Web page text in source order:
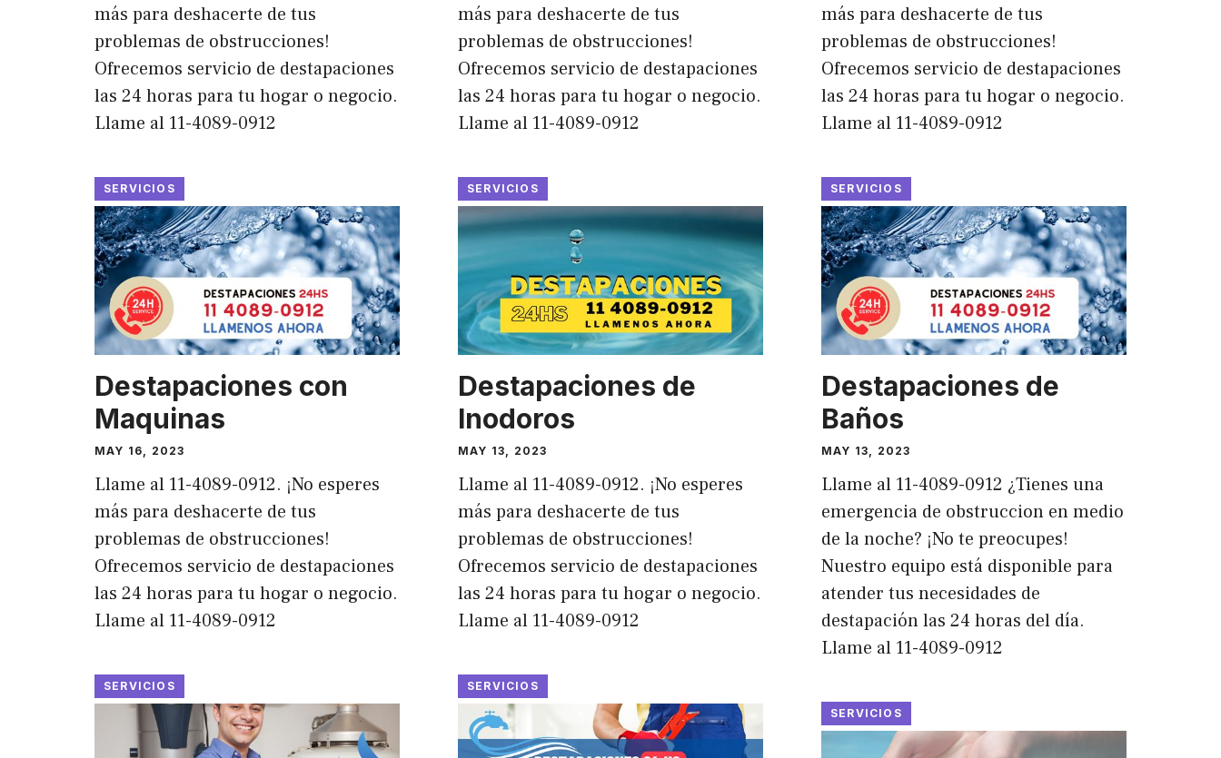
más para deshacerte de tus
problemas de obstrucciones!
Ofrecemos servicio de destapaciones
las 24 horas para tu hogar o negocio.
Llame al 11-4089-0912
más para deshacerte de tus
problemas de obstrucciones!
Ofrecemos servicio de destapaciones
las 24 horas para tu hogar o negocio.
Llame al 11-4089-0912
más para deshacerte de tus
problemas de obstrucciones!
Ofrecemos servicio de destapaciones
las 24 horas para tu hogar o negocio.
Llame al 11-4089-0912
SERVICIOS
Destapaciones con
Maquinas
MAY 16, 2023
Llame al 11-4089-0912. ¡No esperes
más para deshacerte de tus
problemas de obstrucciones!
Ofrecemos servicio de destapaciones
las 24 horas para tu hogar o negocio.
Llame al 11-4089-0912
SERVICIOS
Destapaciones de
Inodoros
MAY 13, 2023
Llame al 11-4089-0912. ¡No esperes
más para deshacerte de tus
problemas de obstrucciones!
Ofrecemos servicio de destapaciones
las 24 horas para tu hogar o negocio.
Llame al 11-4089-0912
SERVICIOS
Destapaciones de
Baños
MAY 13, 2023
Llame al 11-4089-0912 ¿Tienes una
emergencia de obstruccion en medio
de la noche? ¡No te preocupes!
Nuestro equipo está disponible para
atender tus necesidades de
destapación las 24 horas del día.
Llame al 11-4089-0912
SERVICIOS SERVICIOS
SERVICIOS